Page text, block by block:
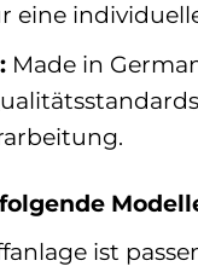
eine
Made in
ist